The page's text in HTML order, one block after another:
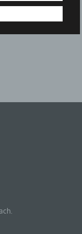
Verarbeitung
besteht, dass
werden,
die sich auf eine
Arbeitsleistung,
Verhalten,
natürlichen